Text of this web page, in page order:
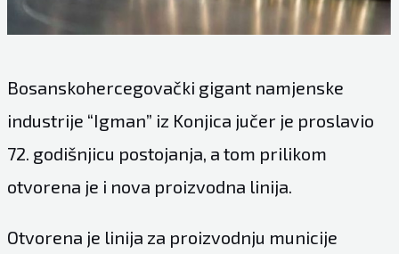
Bosanskohercegovački gigant namjenske
industrije “Igman” iz Konjica jučer je proslavio
72. godišnjicu postojanja, a tom prilikom
otvorena je i nova proizvodna linija.
Otvorena je linija za proizvodnju municije